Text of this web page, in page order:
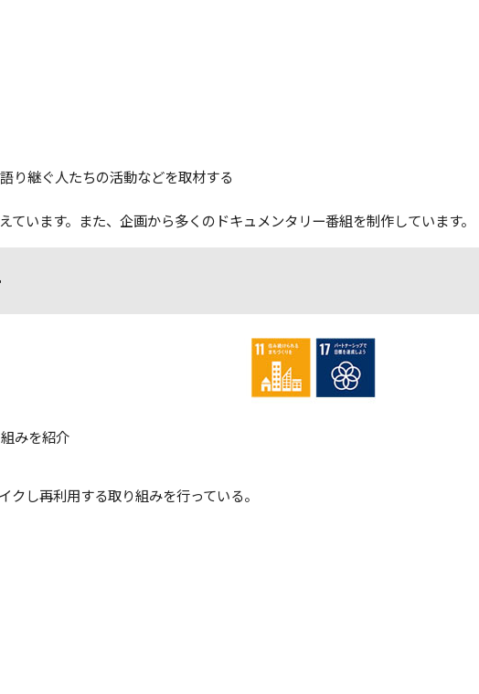
り継ぐ人たちの活動などを取材する
います。また、企画から多くのドキュメンタリー番組を制作しています。
みを紹介
し再利用する取り組みを行っている。